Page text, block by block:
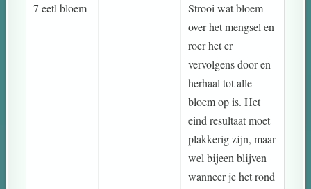
7 eetl bloem
Strooi wat bloem
over het mengsel en
roer het er
vervolgens door en
herhaal tot alle
bloem op is. Het
eind resultaat moet
plakkerig zijn, maar
wel bijeen blijven
wanneer je het rond